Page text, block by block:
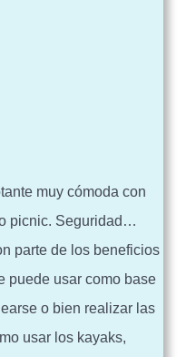
muy cómoda con
picnic. Seguridad…
parte de los beneficios
puede usar como base
o bien realizar las
usar los kayaks,